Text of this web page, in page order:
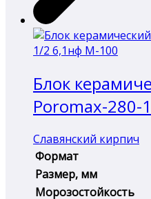
Блок
Poromax-
Славянский кирпич
Формат
Размер, мм
Морозостойкость